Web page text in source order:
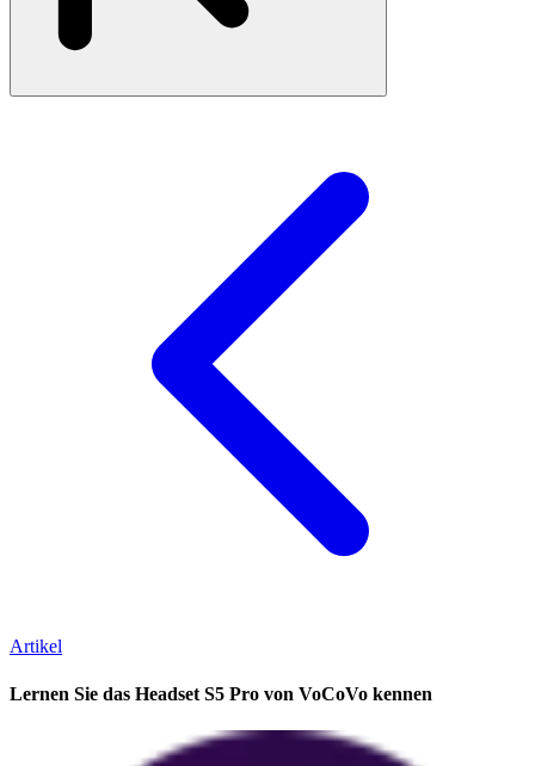
Artikel
Lernen Sie das Headset S5 Pro von VoCoVo kennen